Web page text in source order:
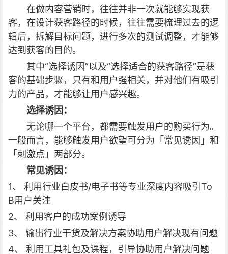
在做内容营销时，往往并非一次就能够实现获
客，在设计获客路径的时候，往往需要梳理过去的逻
辑后，拆解目标问题，进行多次的测试调整，才能够
达到获客的目的。
其中“选择诱因”以及“选择适合的获客路径”是获
客的基础步骤，只有和用户强相关，并对他们有吸引
力的产品，才能够让用户感兴趣。
选择诱因：
无论哪一个平台，都需要触发用户的购买行为。
一般而言，能够触发用户欲望可分为「常见诱因」和
「刺激点」两部分。
常见诱因：
1、 利用行业白皮书/电子书等专业深度内容吸引To
B用户关注
2、 利用客户的成功案例诱导
3、 输出行业干货及解决方案协助用户解决现有问题
4、 利用工具礼包及课程，引导协助用户解决问题